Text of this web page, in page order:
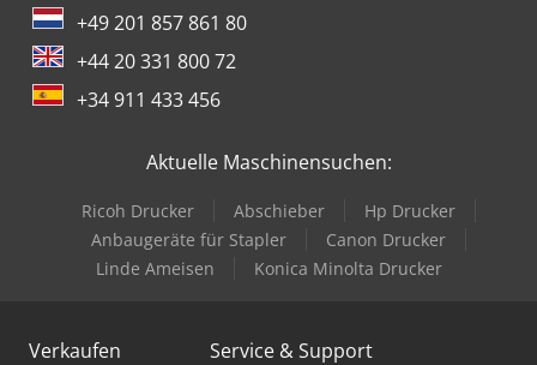
+49 201 857 861 80
+44 20 331 800 72
+34 911 433 456
Aktuelle Maschinensuchen:
Ricoh Drucker Abschieber
Hp Drucker
Anbaugeräte für Stapler
Canon Drucker
Linde Ameisen
Konica Minolta Drucker
Verkaufen Service & Support